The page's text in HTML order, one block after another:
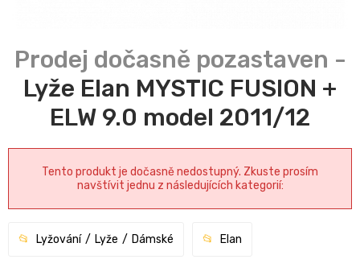
Lyže Elan MYSTIC FUSION +
ELW 9.0 model 2011/12
Tento produkt je dočasně nedostupný. Zkuste prosím
navštívit jednu z následujících kategorií:
Lyžování Lyže Dámské Elan